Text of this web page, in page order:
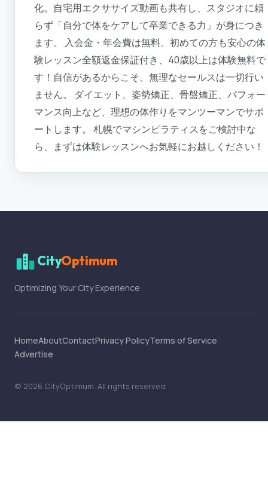
化。自宅用エクササイズ動画も共有し、スタジオに頼
らず「自分で体をケアして卒業できる力」が身につき
ます。 入会金・年会費は無料。初めての方も安心の体
験レッスン全額返金保証付き、40歳以上は体験無料で
す！自信があるからこそ、無理なセールスは一切行い
ません。 ダイエット、姿勢矯正、骨盤矯正、パフォー
マンス向上など、理想の体作りをマンツーマンでサポ
ートします。 札幌でマシンピラティスをご検討中な
ら、まずは体験レッスンへお気軽にお越しください！
CityOptimum
Optimizing Your City Experience
HomeAboutContactPrivacy PolicyTerms of Service
Advertise
© 2026 CityOptimum. All rights reserved.